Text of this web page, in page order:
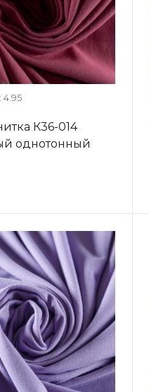
4.95
К36-014
однотонный